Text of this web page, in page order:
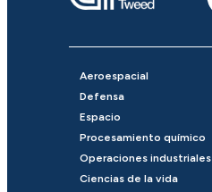
Aeroespacial
Defensa
Espacio
Procesamiento químico
Operaciones industriales
Ciencias de la vida